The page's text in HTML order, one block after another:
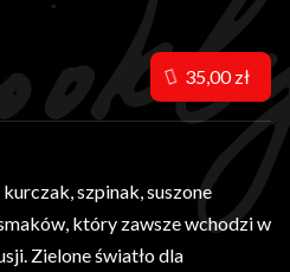
szpinak, suszone
który zawsze wchodzi w
Zielone światło dla